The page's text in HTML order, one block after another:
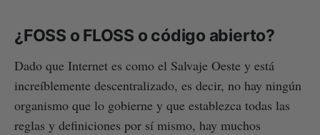
¿FOSS o FLOSS o código abierto?
Dado que Internet es como el Salvaje Oeste y está
increíblemente descentralizado, es decir, no hay ningún
organismo que lo gobierne y que establezca todas las
reglas y definiciones por sí mismo, hay muchos